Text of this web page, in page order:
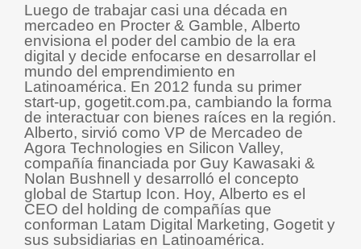
Luego de trabajar casi una década en
mercadeo en Procter & Gamble, Alberto
envisiona el poder del cambio de la era
digital y decide enfocarse en desarrollar el
mundo del emprendimiento en
Latinoamérica. En 2012 funda su primer
start-up, gogetit.com.pa, cambiando la forma
de interactuar con bienes raíces en la región.
Alberto, sirvió como VP de Mercadeo de
Agora Technologies en Silicon Valley,
compañía financiada por Guy Kawasaki &
Nolan Bushnell y desarrolló el concepto
global de Startup Icon. Hoy, Alberto es el
CEO del holding de compañías que
conforman Latam Digital Marketing, Gogetit y
sus subsidiarias en Latinoamérica.